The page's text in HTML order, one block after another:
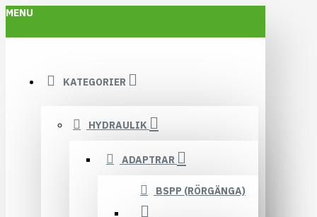
MENU
KATEGORIER
HYDRAULIK
ADAPTRAR
BSPP (RÖRGÄNGA)